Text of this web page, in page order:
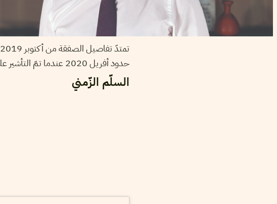
حدود أفريل 2020 عندما تمّ التأشير على الصفقة مثلما يُبيّنه السلّم الزّمني.
السلّم الزّمني